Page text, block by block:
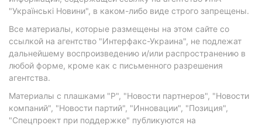
"Українські Новини", в каком-либо виде строго запрещены.
Все материалы, которые размещены на этом сайте со
ссылкой на агентство "Интерфакс-Украина", не подлежат
дальнейшему воспроизведению и/или распространению в
любой форме, кроме как с письменного разрешения
агентства.
Материалы с плашками "Р", "Новости партнеров", "Новости
компаний", "Новости партий", "Инновации", "Позиция",
"Спецпроект при поддержке" публикуются на